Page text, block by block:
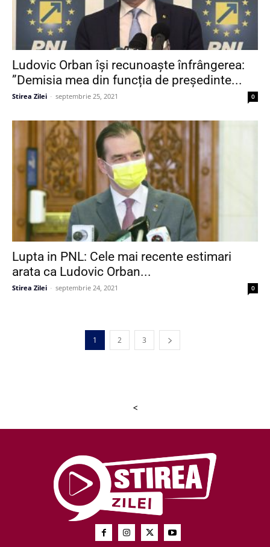
Ludovic Orban își recunoaște înfrângerea:
”Demisia mea din funcția de președinte...
Stirea Zilei - septembrie 25, 2021 0
Lupta in PNL: Cele mai recente estimari
arata ca Ludovic Orban...
Stirea Zilei - septembrie 24, 2021 0
1 2 3
<